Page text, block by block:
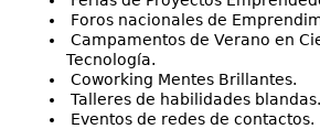
Foros nacionales de
Campamentos de Verano en
Tecnología.
Coworking Mentes Brillantes.
Talleres de habilidades blandas.
Eventos de redes de contactos.